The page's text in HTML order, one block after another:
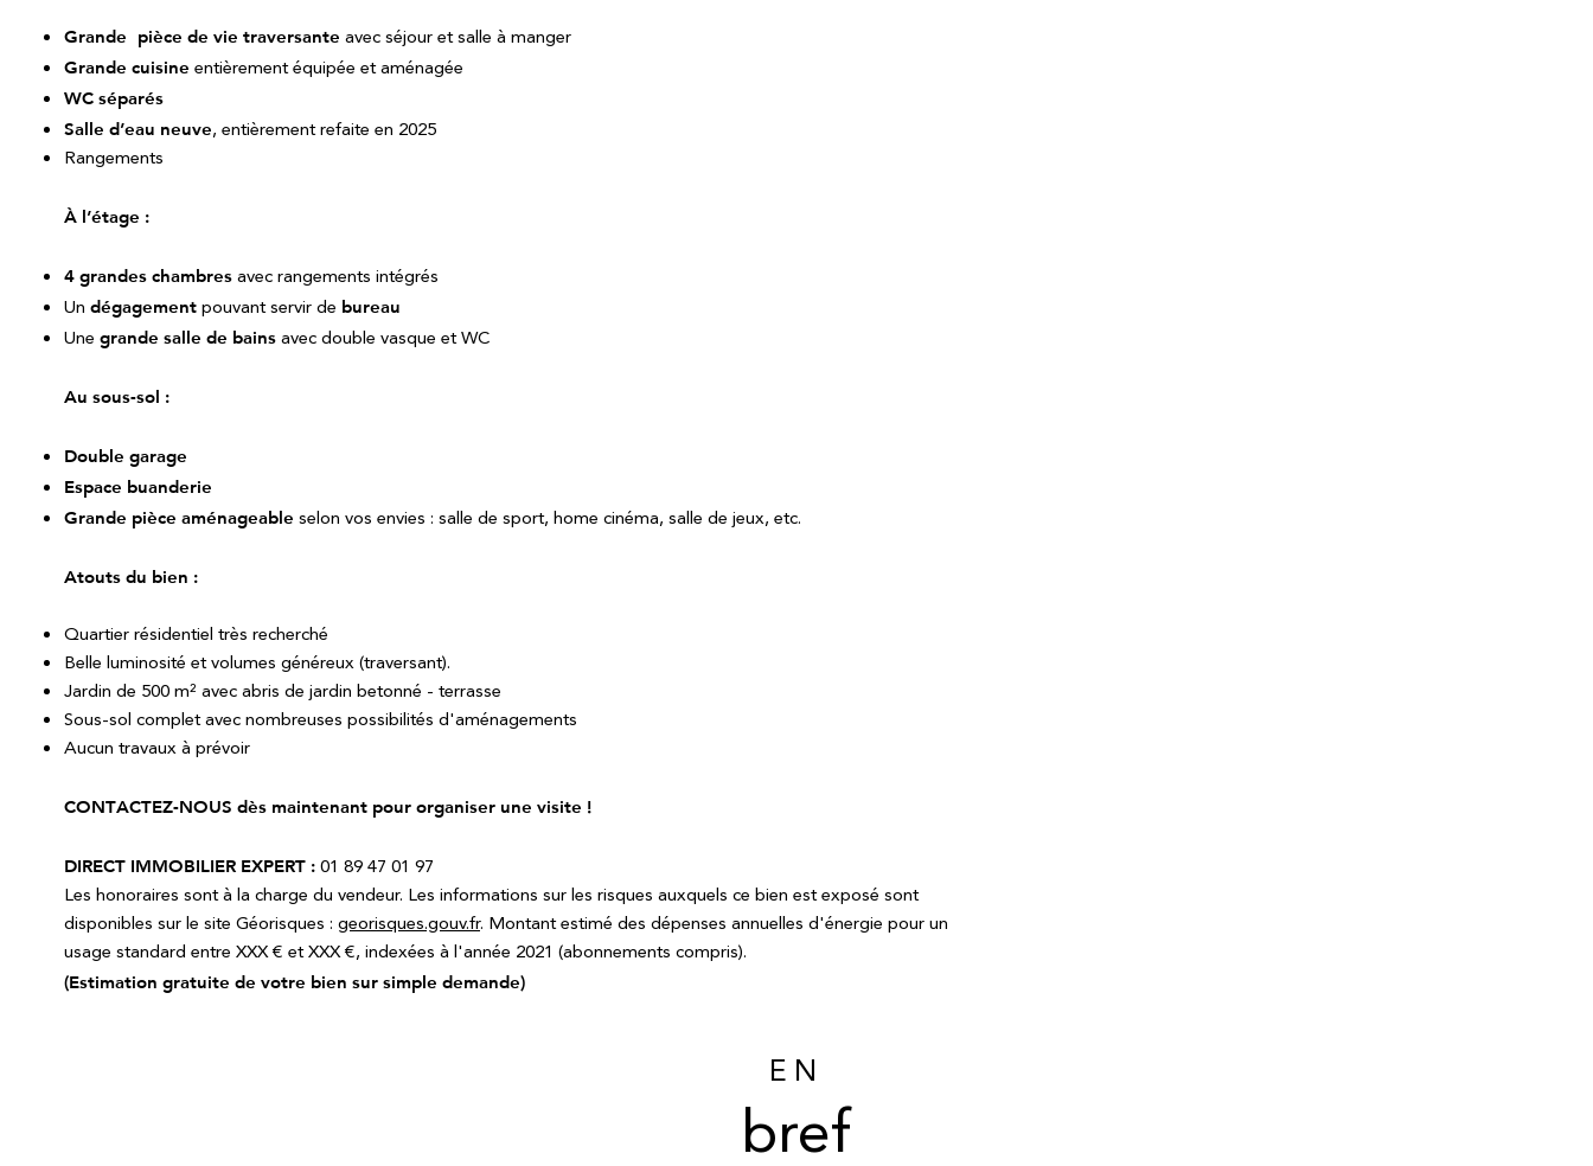
Grande pièce de vie traversante avec séjour et salle à manger
Grande cuisine entièrement équipée et aménagée
WC séparés
Salle d’eau neuve, entièrement refaite en 2025
Rangements
À l’étage :
4 grandes chambres avec rangements intégrés
Un dégagement pouvant servir de bureau
Une grande salle de bains avec double vasque et WC
Au sous-sol :
Double garage
Espace buanderie
Grande pièce aménageable selon vos envies : salle de sport, home cinéma, salle de jeux, etc.
Atouts du bien :
Quartier résidentiel très recherché
Belle luminosité et volumes généreux (traversant).
Jardin de 500 m² avec abris de jardin betonné - terrasse
Sous-sol complet avec nombreuses possibilités d'aménagements
Aucun travaux à prévoir
CONTACTEZ-NOUS dès maintenant pour organiser une visite !
DIRECT IMMOBILIER EXPERT : 01 89 47 01 97
Les honoraires sont à la charge du vendeur. Les informations sur les risques auxquels ce bien est exposé sont
disponibles sur le site Géorisques : georisques.gouv.fr. Montant estimé des dépenses annuelles d'énergie pour un
usage standard entre XXX € et XXX €, indexées à l'année 2021 (abonnements compris).
(Estimation gratuite de votre bien sur simple demande)
EN
bref